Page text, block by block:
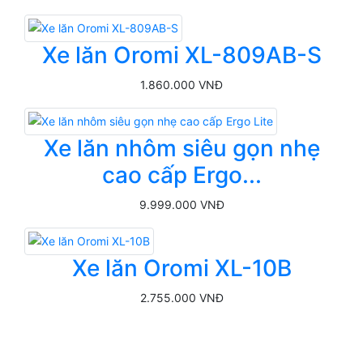
Xe lăn Oromi XL-809AB-S
1.860.000 VNĐ
Xe lăn nhôm siêu gọn nhẹ
cao cấp Ergo...
9.999.000 VNĐ
Xe lăn Oromi XL-10B
2.755.000 VNĐ